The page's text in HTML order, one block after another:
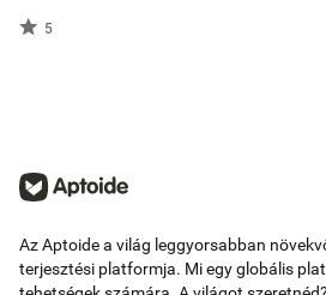
5
Az Aptoide a világ leggyorsabban
terjesztési platformja. Mi egy globális